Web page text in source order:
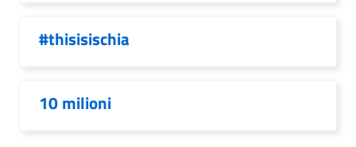
#thisisischia
10 milioni